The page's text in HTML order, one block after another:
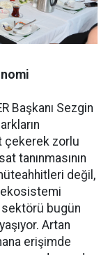
Başkanı Sezgin
çekerek zorlu
tanınmasının
değil,
bugün
Artan
erişimde